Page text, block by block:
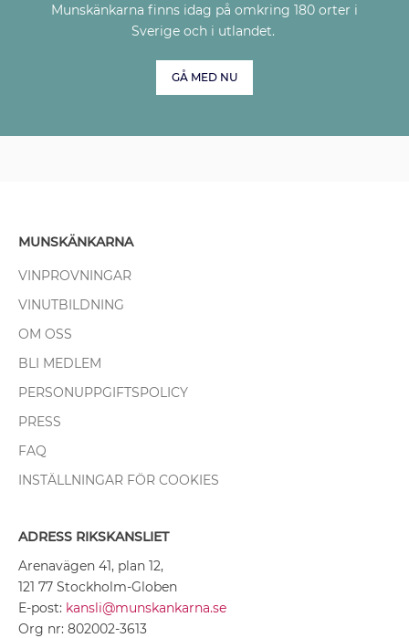
Munskänkarna finns idag på omkring 180 orter i
Sverige och i utlandet.
GÅ MED NU
MUNSKÄNKARNA
VINPROVNINGAR
VINUTBILDNING
OM OSS
BLI MEDLEM
PERSONUPPGIFTSPOLICY
PRESS
FAQ
INSTÄLLNINGAR FÖR COOKIES
ADRESS RIKSKANSLIET
Arenavägen 41, plan 12,
121 77 Stockholm-Globen
E-post: kansli@munskankarna.se
Org nr: 802002-3613